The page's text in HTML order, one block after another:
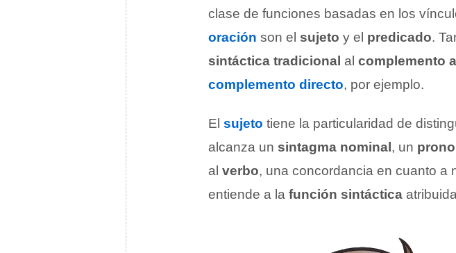
clase de funciones basadas en los
oración son el sujeto y el predicado.
sintáctica tradicional al complemento
complemento directo, por ejemplo.
El sujeto tiene la particularidad de
alcanza un sintagma nominal , un
al verbo, una concordancia en cuanto a
entiende a la función sintáctica